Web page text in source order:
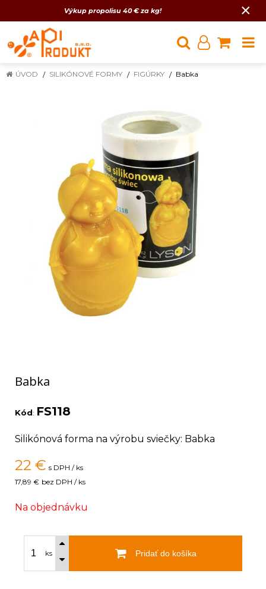
Výkup propolisu 40 € za kg! ×
ÚVOD SILIKÓNOVÉ FORMY FIGÚRKY Babka
Babka
Kód: FS118
Silikónová forma na výrobu sviečky: Babka
22 € s DPH / ks
17,89 € bez DPH / ks
Na objednávku
ks Pridať do košíka